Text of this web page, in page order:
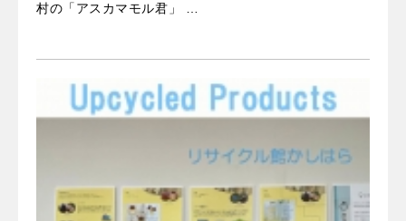
村の「アスカマモル君」 …